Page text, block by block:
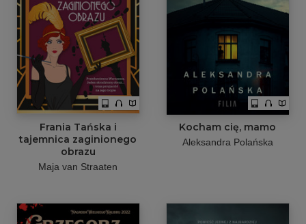
Frania Tańska i
tajemnica zaginionego
obrazu
Maja van Straaten
Kocham cię, mamo
Aleksandra Polańska